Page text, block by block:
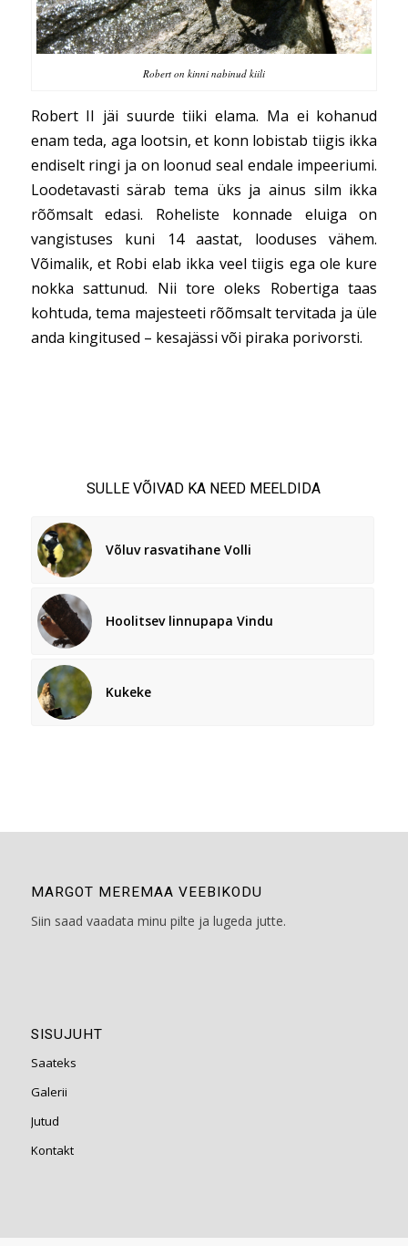
Robert on kinni nabinud kiili
Robert II jäi suurde tiiki elama. Ma ei kohanud
enam teda, aga lootsin, et konn lobistab tiigis ikka
endiselt ringi ja on loonud seal endale impeeriumi.
Loodetavasti särab tema üks ja ainus silm ikka
rõõmsalt edasi. Roheliste konnade eluiga on
vangistuses kuni 14 aastat, looduses vähem.
Võimalik, et Robi elab ikka veel tiigis ega ole kure
nokka sattunud. Nii tore oleks Robertiga taas
kohtuda, tema majesteeti rõõmsalt tervitada ja üle
anda kingitused – kesajässi või piraka porivorsti.
SULLE VÕIVAD KA NEED MEELDIDA
Võluv rasvatihane Volli
Hoolitsev linnupapa Vindu
Kukeke
MARGOT MEREMAA VEEBIKODU
Siin saad vaadata minu pilte ja lugeda jutte.
SISUJUHT
Saateks
Galerii
Jutud
Kontakt